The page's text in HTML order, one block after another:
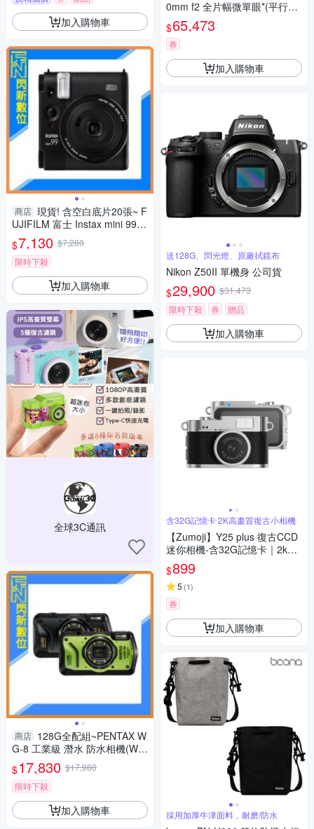
加入購物車
商店 現貨! 含空白底片20張~ F
UJIFILM 富士 Instax mini 99
拍立得 相機(mini99,公司貨)
$7,130 $7,280
限時下殺
加入購物車
全球3C通訊
商店 128G全配組~PENTAX W
G-8 工業級 潛水 防水相機(WG
8，公司貨)抗撞、防塵、耐
寒、4K
$17,830 $17,980
限時下殺
加入購物車
0mm f2 全片幅微單眼*(平行輸
入)
$65,473
券
加入購物車
送128G、閃光燈、原廠拭鏡布
Nikon Z50II 單機身 公司貨
$29,900 $31,473
限時下殺
券 贈品
加入購物車
含32G記憶卡 2K高畫質復古小相機
【Zumoji】Y25 plus 復古CCD
迷你相機-含32G記憶卡｜2k畫
質 大螢幕 網紅推薦款 穿搭配件
聖誕禮物
$899
5 (1)
券
加入購物車
採用加厚牛津面料，耐磨/防水